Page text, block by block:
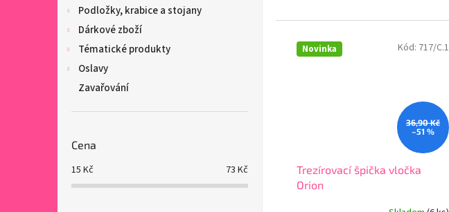
Podložky, krabice a stojany
Dárkové zboží
Tématické produkty
Oslavy
Zavařování
Cena
15 Kč 73 Kč
Novinka
36,90 Kč
–51 %
Trezírovací špička vločka
Orion
Kód: 717/C.1